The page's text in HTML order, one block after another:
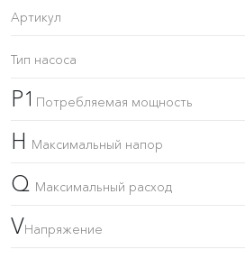
Артикул
Тип насоса
P1 Потребляемая мощность
H Максимальный напор
Q Максимальный расход
VНапряжение